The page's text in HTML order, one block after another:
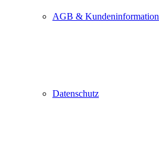
AGB & Kundeninformation
Datenschutz